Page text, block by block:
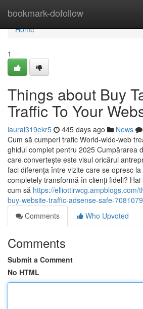
bookmark-dofollow
Home
Home
1
Things about Buy
Traffic To Your
laurai319ekr5 445 days ago News
Cum să cumperi trafic World-wide-web
ghidul complet pentru 2025 Cumpărarea
care convertește este visul oricărui
faci diferența între vizite care se opresc
completely transformă în clienți fideli?
cum să https://elliottirwcg.ampblogs.com/
buy-website-traffic-adsense-safe-
Comments
Who Upvoted
Comments
Submit a Comment
No HTML